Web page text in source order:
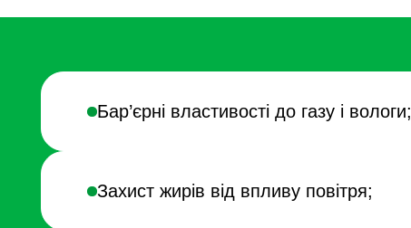
Бар’єрні властивості до газу і вологи;
Захист жирів від впливу повітря;